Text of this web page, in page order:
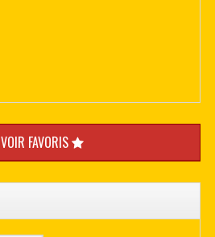
VOIR FAVORIS